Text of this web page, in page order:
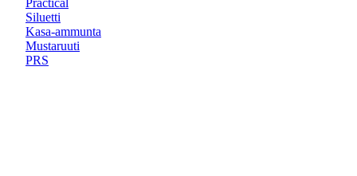
Practical
Siluetti
Kasa-ammunta
Mustaruuti
PRS